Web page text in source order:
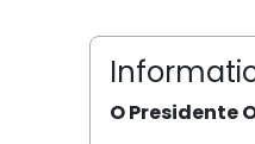
O Presidente